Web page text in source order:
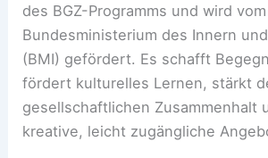
des BGZ-Programms und wird vom
Bundesministerium des Innern
(BMI) gefördert. Es schafft
fördert kulturelles Lernen, stärkt
gesellschaftlichen Zusammenhalt
kreative, leicht zugängliche